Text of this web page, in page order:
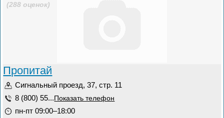
(288 оценок)
Пропитай
Сигнальный проезд, 37, стр. 11
8 (800) 55... Показать телефон
пн-пт 09:00–18:00